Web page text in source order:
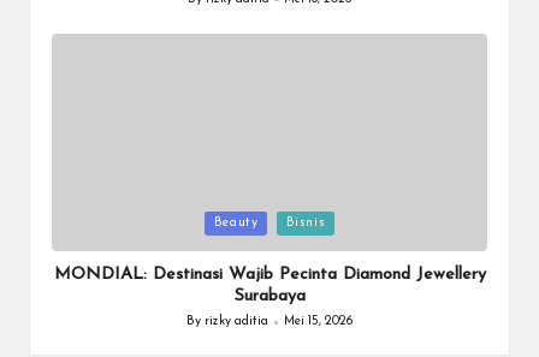
Posted
in
Beauty Bisnis
MONDIAL: Destinasi Wajib Pecinta Diamond Jewellery
Surabaya
Posted
By rizky aditia Mei 15, 2026